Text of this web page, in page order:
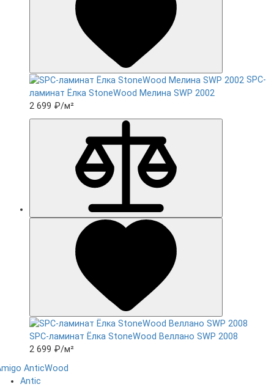
SPC-
ламинат Ëлка StoneWood Мелина SWP 2002
2 699 ₽/м²
SPC-ламинат Ëлка StoneWood Веллано SWP 2008
2 699 ₽/м²
AnticWood
Antic